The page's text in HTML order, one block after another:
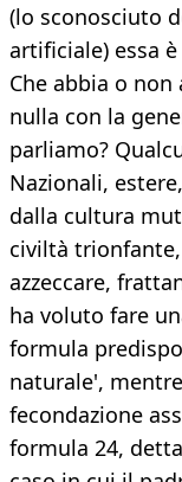
(lo sconosciuto
artificiale) essa è
Che abbia o non
nulla con la
parliamo?
Nazionali,
dalla cultura
civiltà
azzeccare,
ha voluto fare
formula
naturale',
fecondazione
formula 24,